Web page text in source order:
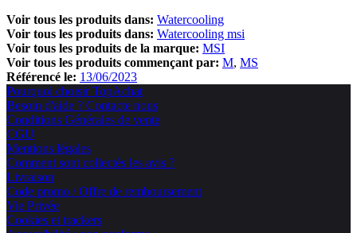
Voir tous les produits dans: Watercooling
Voir tous les produits dans: Watercooling msi
Voir tous les produits de la marque: MSI
Voir tous les produits commençant par: M MS
Référencé le: 13/06/2023
Pourquoi choisir TopAchat
Besoin d'aide ? Contacte nous
Conditions Générales de vente
CGU
Mentions légales
Comment sont collectés les avis ?
Livraison
Code promo / Offre de remboursement
Vie Privée
Cookies et trackers